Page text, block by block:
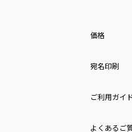
価格
宛名印刷
ご利用ガイ
よくあるご